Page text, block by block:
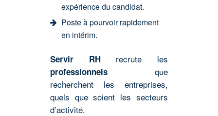
expérience du candidat.
Poste à pourvoir rapidement
en intérim.
Servir RH recrute les
professionnelsque
recherchent les entreprises,
quels que soient les secteurs
d’activité.